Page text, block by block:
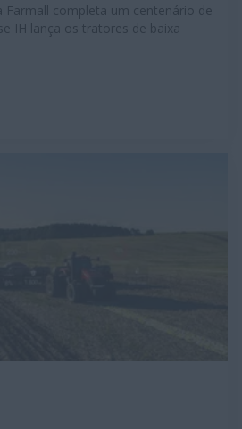
Farmall completa um centenário de
IH lança os tratores de baixa